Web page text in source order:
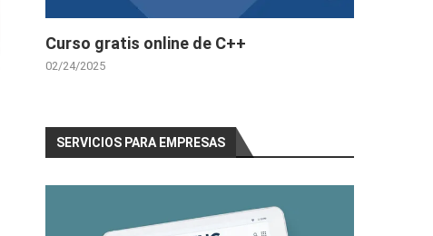
Curso gratis online de C++
02/24/2025
SERVICIOS PARA EMPRESAS